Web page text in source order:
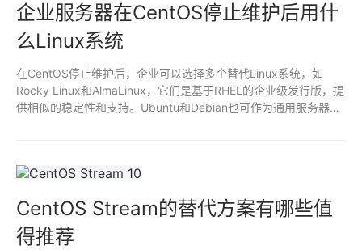
企业服务器在CentOS停止维护后用什
么Linux系统
在CentOS停止维护后，企业可以选择多个替代Linux系统，如
Rocky Linux和AlmaLinux，它们是基于RHEL的企业级发行版，提
供相似的稳定性和支持。Ubuntu和Debian也可作为通用服务器解
CentOS Stream的替代方案有哪些值
得推荐